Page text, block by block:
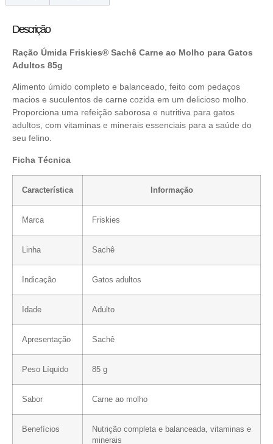
Descrição
Ração Úmida Friskies® Sachê Carne ao Molho para Gatos
Adultos 85g
Alimento úmido completo e balanceado, feito com pedaços
macios e suculentos de carne cozida em um delicioso molho.
Proporciona uma refeição saborosa e nutritiva para gatos
adultos, com vitaminas e minerais essenciais para a saúde do
seu felino.
Ficha Técnica
Característica Informação
Marca Friskies
Linha Sachê
Indicação Gatos adultos
Idade Adulto
Apresentação Sachê
Peso Líquido 85 g
Sabor Carne ao molho
Benefícios
Nutrição completa e balanceada, vitaminas e
minerais